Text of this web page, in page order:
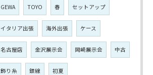
GEWA TOYO 春 セットアップ
イタリア出張 海外出張 ケース
名古屋店 金沢展示会 岡崎展示会 中古
飾り糸 銀線 初夏